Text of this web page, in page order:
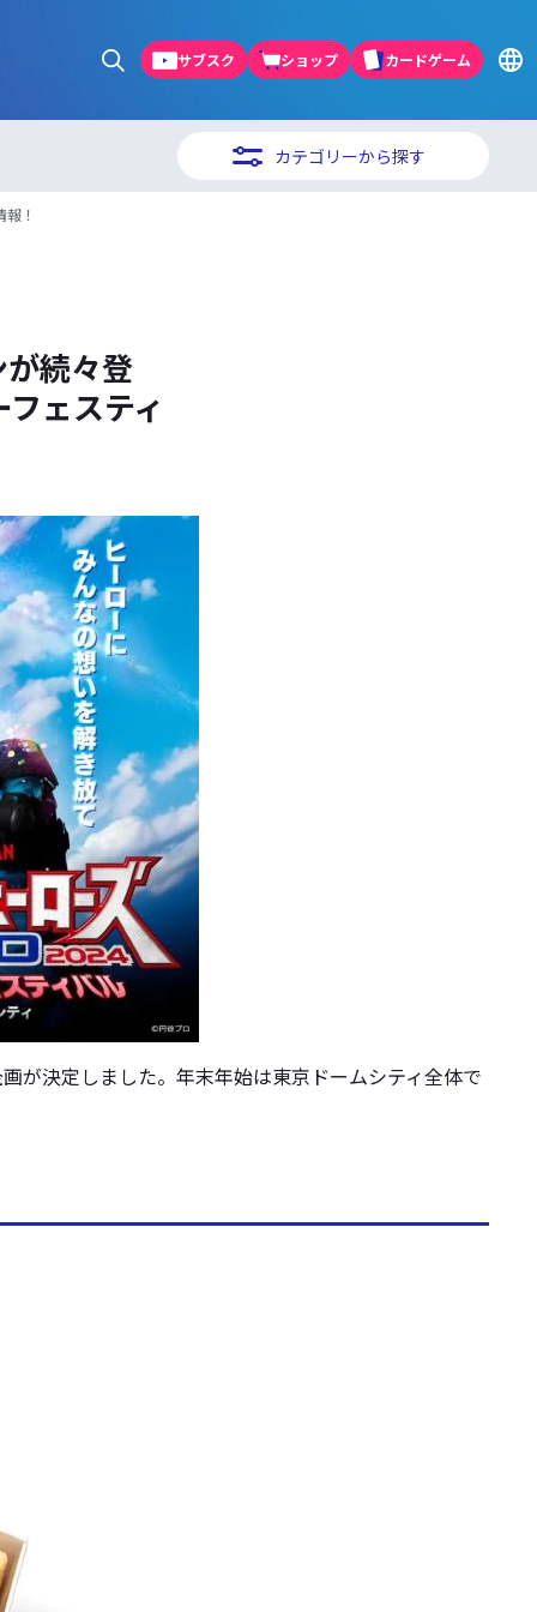
サブスク ショップ カードゲーム
カテゴリーから探す
！
続々登
ェスティ
が決定しました。年末年始は東京ドームシティ全体で